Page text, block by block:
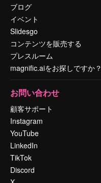
ブログ
イベント
Slidesgo
コンテンツを販売する
プレスルーム
magnific.aiをお探しですか？
お問い合わせ
顧客サポート
Instagram
YouTube
LinkedIn
TikTok
Discord